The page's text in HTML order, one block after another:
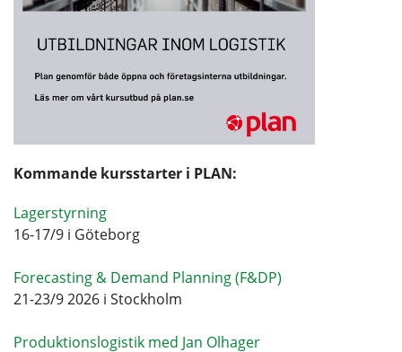
Kommande kursstarter i PLAN:
Lagerstyrning
16-17/9 i Göteborg
Forecasting & Demand Planning (F&DP)
21-23/9 2026 i Stockholm
Produktionslogistik med Jan Olhager